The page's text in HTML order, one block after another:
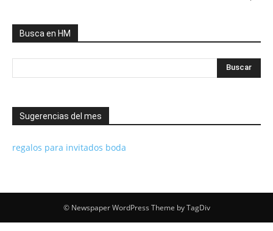
Busca en HM
Sugerencias del mes
regalos para invitados boda
© Newspaper WordPress Theme by TagDiv